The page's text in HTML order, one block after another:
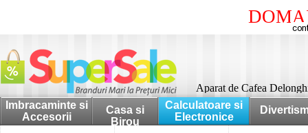
Aparat de Cafea
Imbracaminte si
Accesorii
Casa si
Birou
Calculatoare si
Electronice